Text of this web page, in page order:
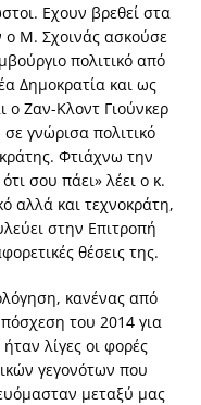
Εχουν βρεθεί στα
ο Μ. Σχοινάς ασκούσε
πολιτικό από
Δημοκρατία και ως
ο Ζαν-Κλοντ Γιούνκερ
γνώρισα πολιτικό
Φτιάχνω την
σου πάει» λέει ο κ.
αλλά και τεχνοκράτη,
στην Επιτροπή
θέσεις της.
κανένας από
του 2014 για
λίγες οι φορές
γεγονότων που
μεταξύ μας